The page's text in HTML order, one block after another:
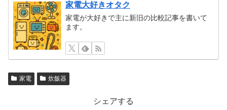
家電大好きオタク
家電が大好きで主に新旧の比較記事を書いて
ます。
家電 炊飯器
シェアする